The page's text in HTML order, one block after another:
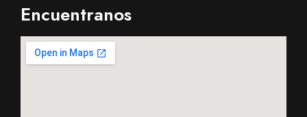
Encuentranos